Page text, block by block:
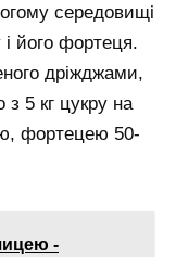
середовищі
і його фортеця.
дріжджами,
5 кг цукру на
фортецею 50-
-